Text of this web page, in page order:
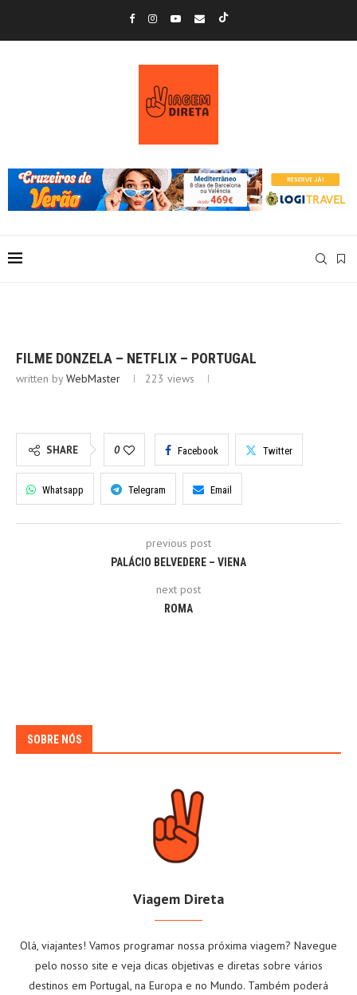
FILME DONZELA – NETFLIX – PORTUGAL
written byWebMaster 223 views
SHARE 0 Facebook Twitter
Whatsapp Telegram Email
previous post
PALÁCIO BELVEDERE – VIENA
next post
ROMA
SOBRE NÓS
Viagem Direta
Olá, viajantes! Vamos programar nossa próxima viagem? Navegue
pelo nosso site e veja dicas objetivas e diretas sobre vários
destinos em Portugal, na Europa e no Mundo. Também poderá